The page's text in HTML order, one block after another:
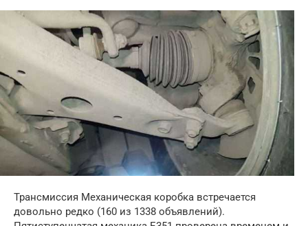
Трансмиссия Механическая коробка встречается
довольно редко (160 из 1338 объявлений).